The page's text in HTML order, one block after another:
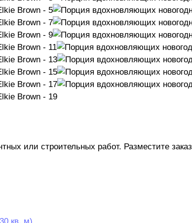
или строительных работ. Разместите